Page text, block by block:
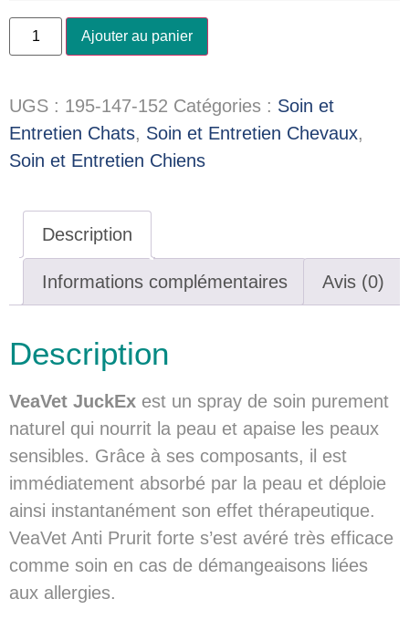
Ajouter au panier
UGS : 195-147-152 Catégories : Soin et
Entretien Chats, Soin et Entretien Chevaux,
Soin et Entretien Chiens
Description
Informations complémentaires Avis (0)
Description
VeaVet JuckEx est un spray de soin purement
naturel qui nourrit la peau et apaise les peaux
sensibles. Grâce à ses composants, il est
immédiatement absorbé par la peau et déploie
ainsi instantanément son effet thérapeutique.
VeaVet Anti Prurit forte s’est avéré très efficace
comme soin en cas de démangeaisons liées
aux allergies.